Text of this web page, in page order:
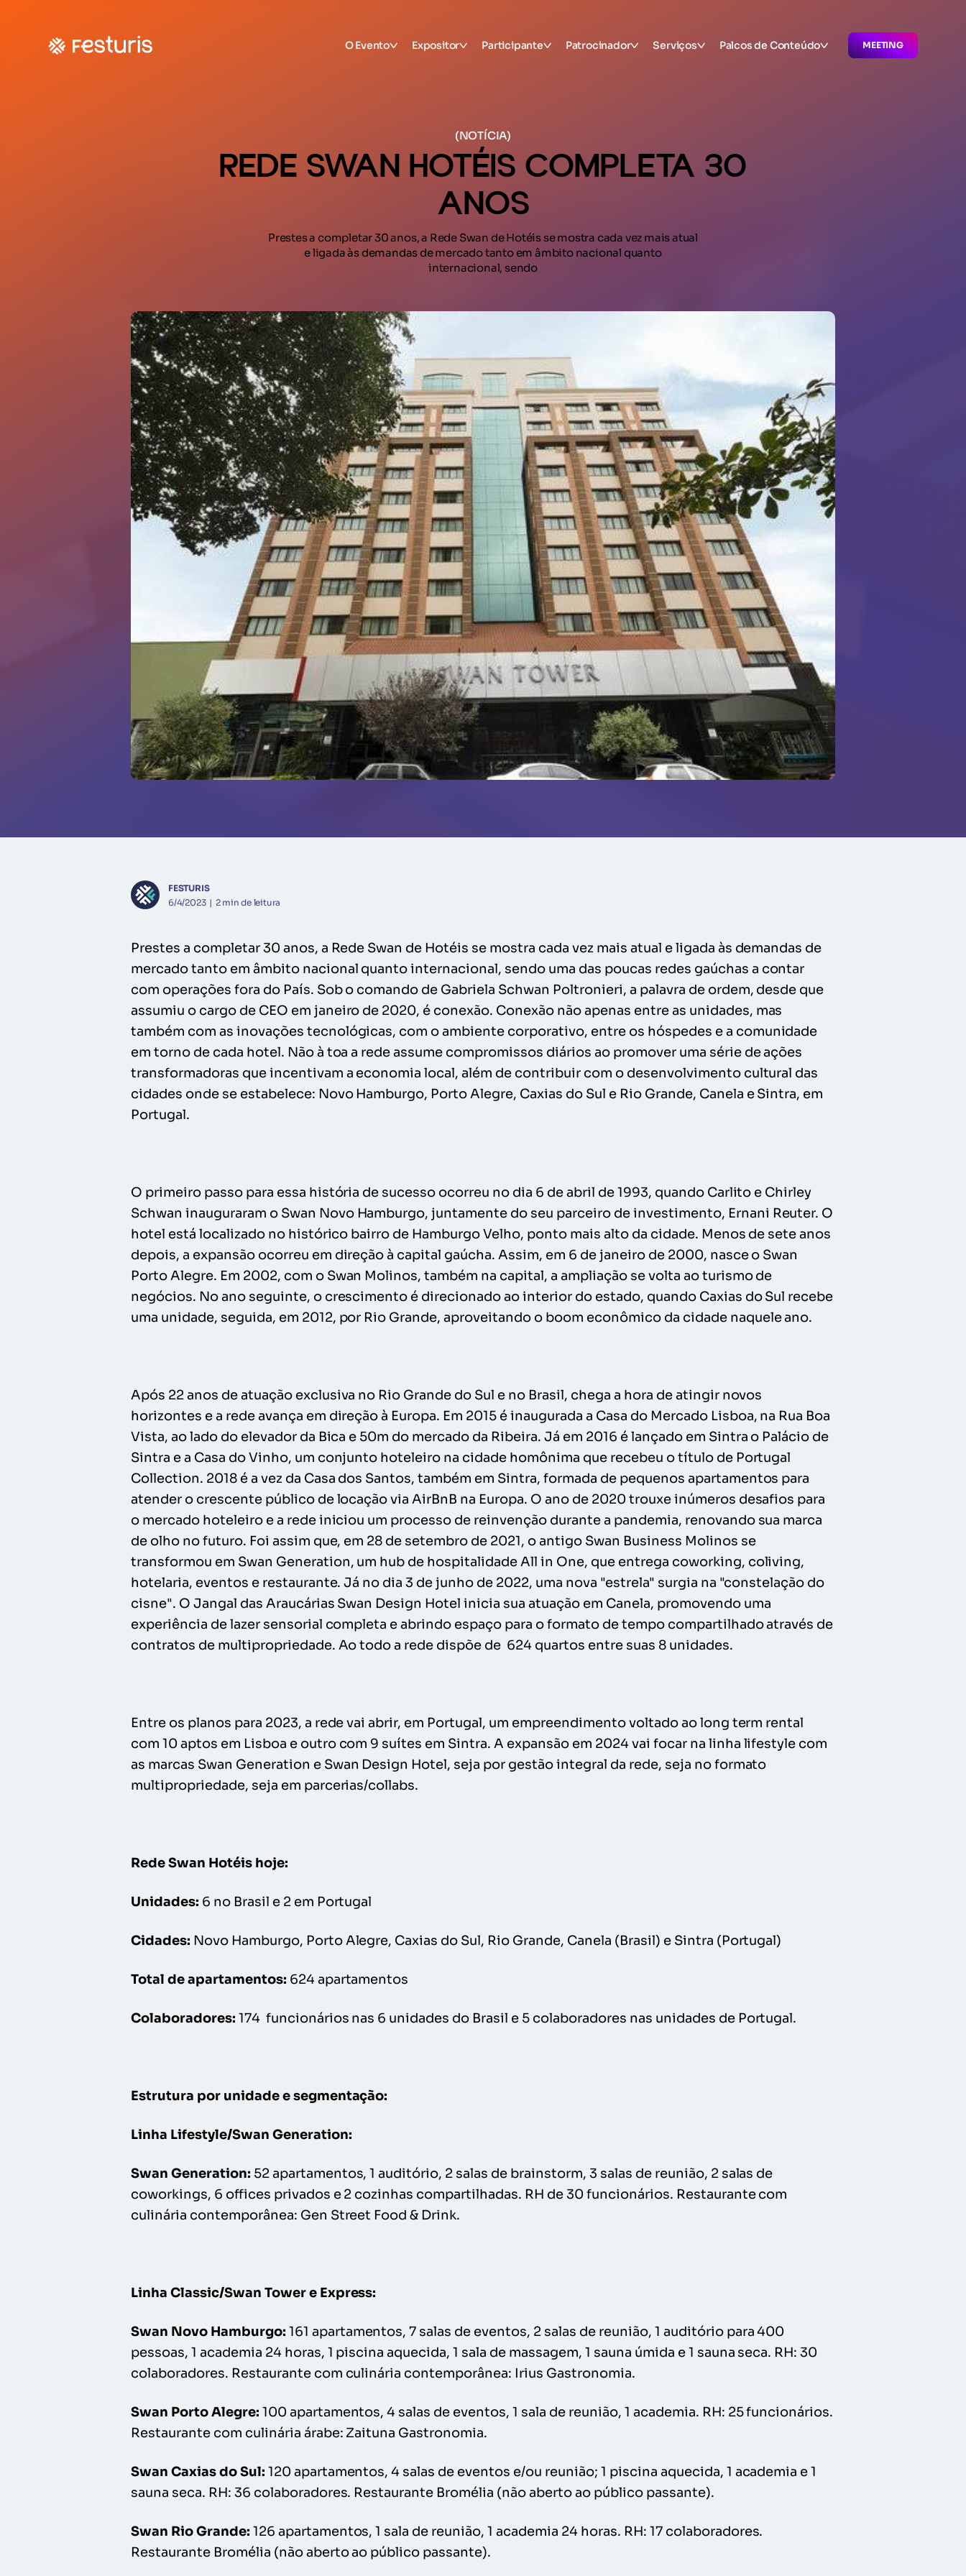
O Evento Expositor Participante Patrocinador Serviços Palcos de Conteúdo MEETING
(NOTÍCIA)
REDE SWAN HOTÉIS COMPLETA 30
ANOS
Prestes a completar 30 anos, a Rede Swan de Hotéis se mostra cada vez mais atual
e ligada às demandas de mercado tanto em âmbito nacional quanto
internacional, sendo
FESTURIS
6/4/2023 | 2 min de leitura
Prestes a completar 30 anos, a Rede Swan de Hotéis se mostra cada vez mais atual e ligada às demandas de
mercado tanto em âmbito nacional quanto internacional, sendo uma das poucas redes gaúchas a contar
com operações fora do País. Sob o comando de Gabriela Schwan Poltronieri, a palavra de ordem, desde que
assumiu o cargo de CEO em janeiro de 2020, é conexão. Conexão não apenas entre as unidades, mas
também com as inovações tecnológicas, com o ambiente corporativo, entre os hóspedes e a comunidade
em torno de cada hotel. Não à toa a rede assume compromissos diários ao promover uma série de ações
transformadoras que incentivam a economia local, além de contribuir com o desenvolvimento cultural das
cidades onde se estabelece: Novo Hamburgo, Porto Alegre, Caxias do Sul e Rio Grande, Canela e Sintra, em
Portugal.
O primeiro passo para essa história de sucesso ocorreu no dia 6 de abril de 1993, quando Carlito e Chirley
Schwan inauguraram o Swan Novo Hamburgo, juntamente do seu parceiro de investimento, Ernani Reuter. O
hotel está localizado no histórico bairro de Hamburgo Velho, ponto mais alto da cidade. Menos de sete anos
depois, a expansão ocorreu em direção à capital gaúcha. Assim, em 6 de janeiro de 2000, nasce o Swan
Porto Alegre. Em 2002, com o Swan Molinos, também na capital, a ampliação se volta ao turismo de
negócios. No ano seguinte, o crescimento é direcionado ao interior do estado, quando Caxias do Sul recebe
uma unidade, seguida, em 2012, por Rio Grande, aproveitando o boom econômico da cidade naquele ano.
Após 22 anos de atuação exclusiva no Rio Grande do Sul e no Brasil, chega a hora de atingir novos
horizontes e a rede avança em direção à Europa. Em 2015 é inaugurada a Casa do Mercado Lisboa, na Rua Boa
Vista, ao lado do elevador da Bica e 50m do mercado da Ribeira. Já em 2016 é lançado em Sintra o Palácio de
Sintra e a Casa do Vinho, um conjunto hoteleiro na cidade homônima que recebeu o título de Portugal
Collection. 2018 é a vez da Casa dos Santos, também em Sintra, formada de pequenos apartamentos para
atender o crescente público de locação via AirBnB na Europa. O ano de 2020 trouxe inúmeros desafios para
o mercado hoteleiro e a rede iniciou um processo de reinvenção durante a pandemia, renovando sua marca
de olho no futuro. Foi assim que, em 28 de setembro de 2021, o antigo Swan Business Molinos se
transformou em Swan Generation, um hub de hospitalidade All in One, que entrega coworking, coliving,
hotelaria, eventos e restaurante. Já no dia 3 de junho de 2022, uma nova "estrela" surgia na "constelação do
cisne". O Jangal das Araucárias Swan Design Hotel inicia sua atuação em Canela, promovendo uma
experiência de lazer sensorial completa e abrindo espaço para o formato de tempo compartilhado através de
contratos de multipropriedade. Ao todo a rede dispõe de 624 quartos entre suas 8 unidades.
Entre os planos para 2023, a rede vai abrir, em Portugal, um empreendimento voltado ao long term rental
com 10 aptos em Lisboa e outro com 9 suítes em Sintra. A expansão em 2024 vai focar na linha lifestyle com
as marcas Swan Generation e Swan Design Hotel, seja por gestão integral da rede, seja no formato
multipropriedade, seja em parcerias/collabs.
Rede Swan Hotéis hoje:
Unidades: 6 no Brasil e 2 em Portugal
Cidades: Novo Hamburgo, Porto Alegre, Caxias do Sul, Rio Grande, Canela (Brasil) e Sintra (Portugal)
Total de apartamentos: 624 apartamentos
Colaboradores: 174 funcionários nas 6 unidades do Brasil e 5 colaboradores nas unidades de Portugal.
Estrutura por unidade e segmentação:
Linha Lifestyle/Swan Generation:
Swan Generation: 52 apartamentos, 1 auditório, 2 salas de brainstorm, 3 salas de reunião, 2 salas de
coworkings, 6 offices privados e 2 cozinhas compartilhadas. RH de 30 funcionários. Restaurante com
culinária contemporânea: Gen Street Food & Drink.
Linha Classic/Swan Tower e Express:
Swan Novo Hamburgo: 161 apartamentos, 7 salas de eventos, 2 salas de reunião, 1 auditório para 400
pessoas, 1 academia 24 horas, 1 piscina aquecida, 1 sala de massagem, 1 sauna úmida e 1 sauna seca. RH: 30
colaboradores. Restaurante com culinária contemporânea: Irius Gastronomia.
Swan Porto Alegre: 100 apartamentos, 4 salas de eventos, 1 sala de reunião, 1 academia. RH: 25 funcionários.
Restaurante com culinária árabe: Zaituna Gastronomia.
Swan Caxias do Sul: 120 apartamentos, 4 salas de eventos e/ou reunião; 1 piscina aquecida, 1 academia e 1
sauna seca. RH: 36 colaboradores. Restaurante Bromélia (não aberto ao público passante).
Swan Rio Grande: 126 apartamentos, 1 sala de reunião, 1 academia 24 horas. RH: 17 colaboradores.
Restaurante Bromélia (não aberto ao público passante).